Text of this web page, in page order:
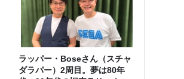
ラッパー・Boseさん（スチャ
ダラパー）2周目。夢は80年